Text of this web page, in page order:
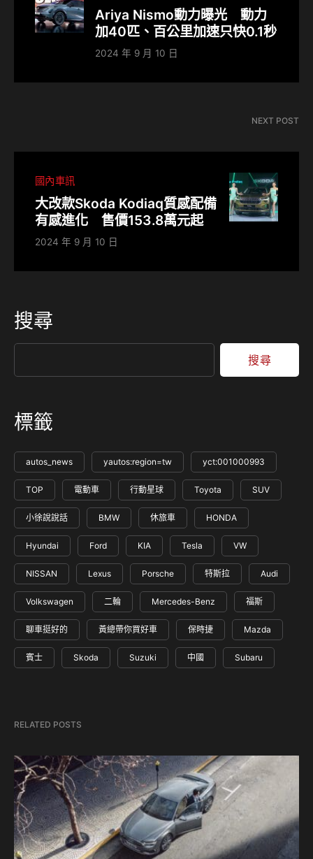
Ariya Nismo動力曝光 動力
加40匹、百公里加速只快0.1秒
2024 年 9 月 10 日
NEXT POST
國內車訊
大改款Skoda Kodiaq質感配備
有感進化 售價153.8萬元起
2024 年 9 月 10 日
搜尋
搜尋
標籤
autos_news yautos:region=tw yct:001000993
TOP 電動車 行動星球 Toyota SUV
小徐說說話 BMW 休旅車 HONDA
Hyundai Ford KIA Tesla VW
NISSAN Lexus Porsche 特斯拉 Audi
Volkswagen 二輪 Mercedes-Benz 福斯
聊車挺好的 黃總帶你買好車 保時捷 Mazda
賓士 Skoda Suzuki 中國 Subaru
RELATED POSTS